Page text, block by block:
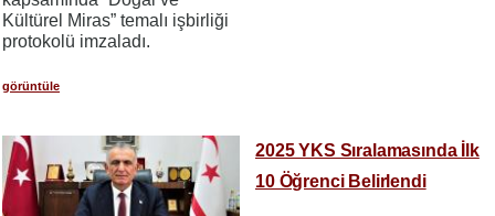
Kültürel Miras” temalı işbirliği
protokolü imzaladı.
görüntüle
2025 YKS Sıralamasında İlk
10 Öğrenci Belirlendi